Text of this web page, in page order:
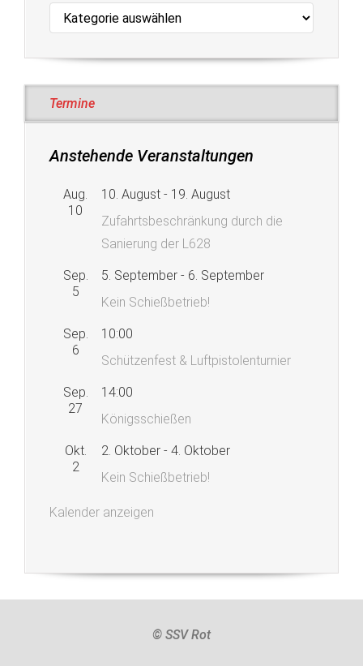
Kategorien
Termine
Anstehende Veranstaltungen
Aug.
10
10. August - 19. August
Zufahrtsbeschränkung durch die
Sanierung der L628
Sep.
5
5. September - 6. September
Kein Schießbetrieb!
Sep.
6
10:00
Schützenfest & Luftpistolenturnier
Sep.
27
14:00
Königsschießen
Okt.
2
2. Oktober - 4. Oktober
Kein Schießbetrieb!
Kalender anzeigen
© SSV Rot